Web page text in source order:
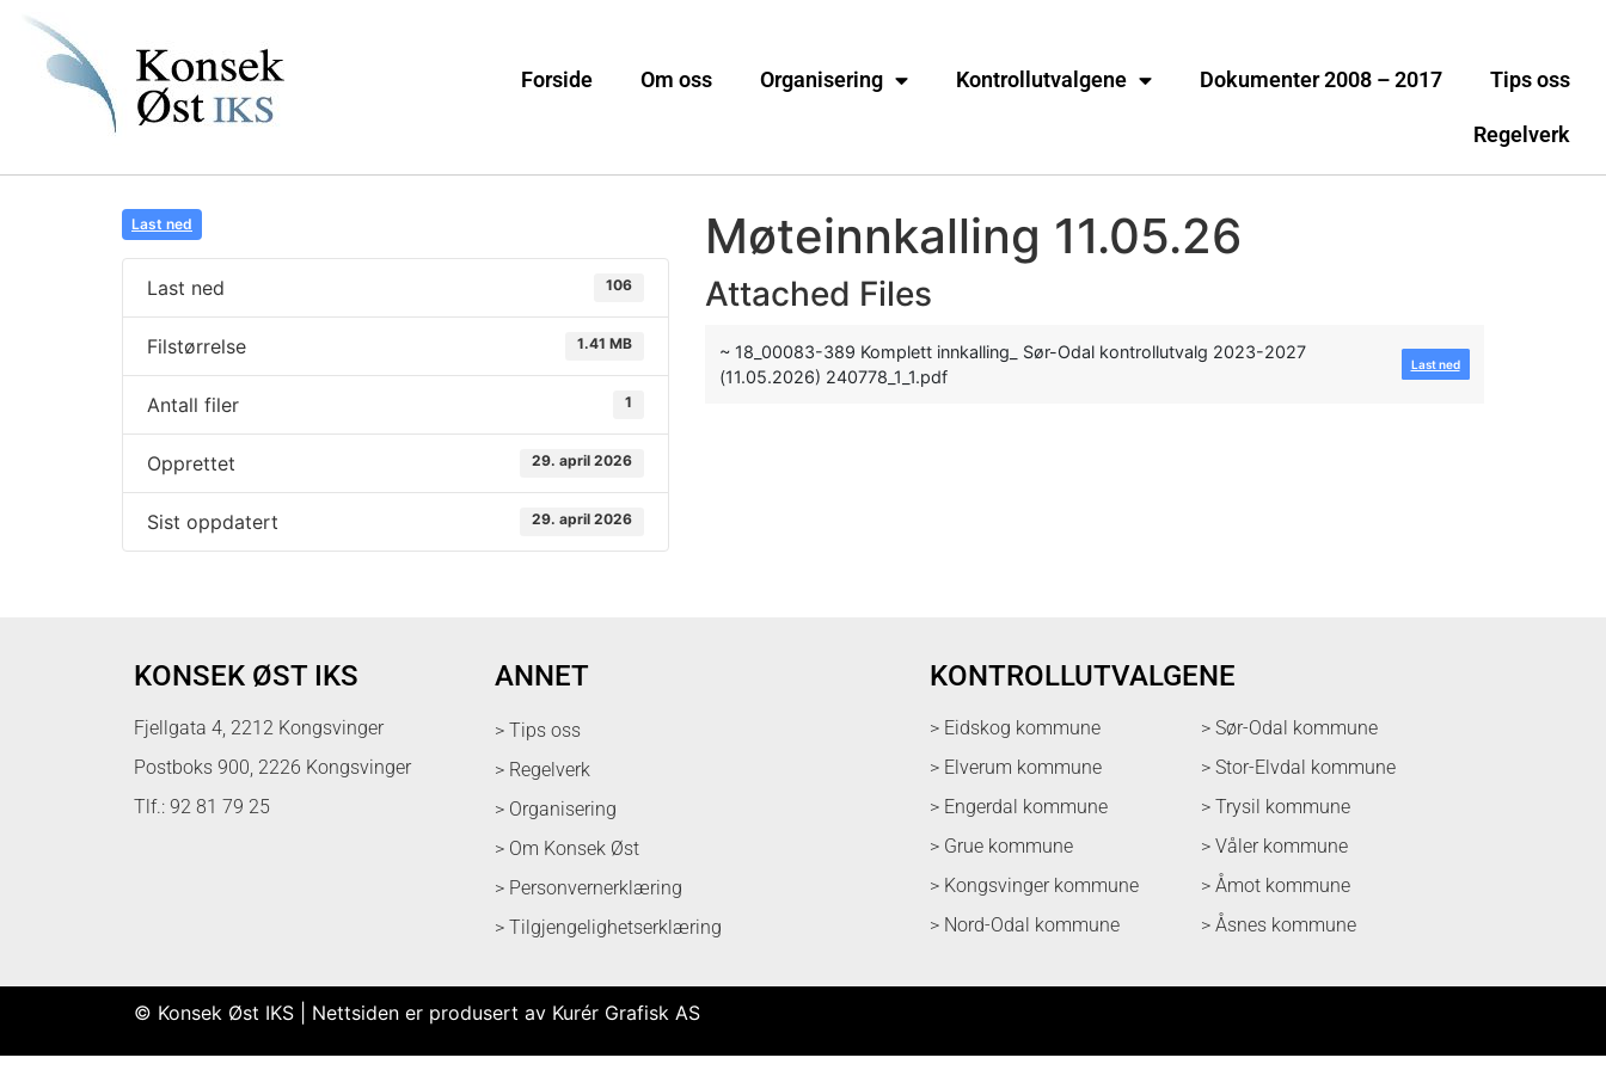
Forside Om oss Organisering Kontrollutvalgene Dokumenter 2008 – 2017 Tips oss
Regelverk
Last ned
Last ned 106
Filstørrelse 1.41 MB
Antall filer 1
Opprettet 29. april 2026
Sist oppdatert 29. april 2026
Møteinnkalling 11.05.26
Attached Files
~ 18_00083-389 Komplett innkalling_ Sør-Odal kontrollutvalg 2023-2027
(11.05.2026) 240778_1_1.pdf
Last ned
KONSEK ØST IKS
Fjellgata 4, 2212 Kongsvinger
Postboks 900, 2226 Kongsvinger
Tlf.: 92 81 79 25
ANNET
> Tips oss
> Regelverk
> Organisering
> Om Konsek Øst
> Personvernerklæring
> Tilgjengelighetserklæring
KONTROLLUTVALGENE
> Eidskog kommune
> Elverum kommune
> Engerdal kommune
> Grue kommune
> Kongsvinger kommune
> Nord-Odal kommune
> Sør-Odal kommune
> Stor-Elvdal kommune
> Trysil kommune
> Våler kommune
> Åmot kommune
> Åsnes kommune
© Konsek Øst IKS | Nettsiden er produsert av Kurér Grafisk AS